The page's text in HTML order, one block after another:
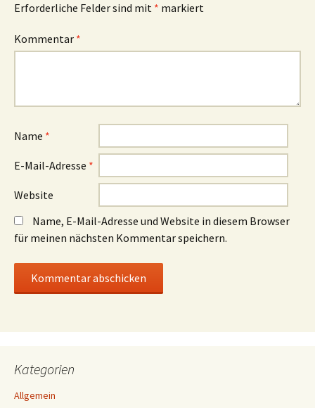
Erforderliche Felder sind mit * markiert
Kommentar *
Name *
E-Mail-Adresse *
Website
Name, E-Mail-Adresse und Website in diesem Browser
für meinen nächsten Kommentar speichern.
Kategorien
Allgemein